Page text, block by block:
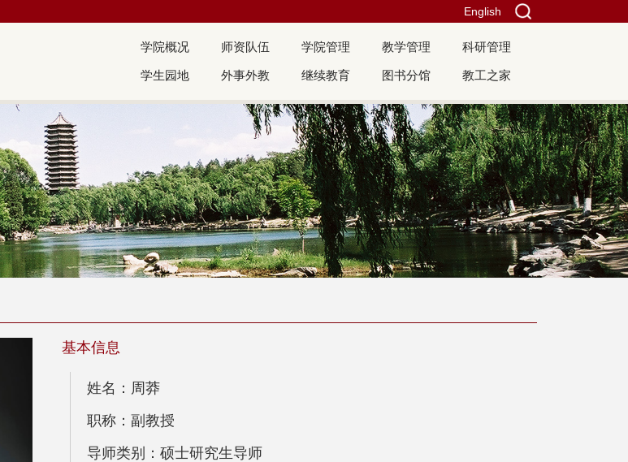
English
学院概况 师资队伍 学院管理 教学管理 科研管理
学生园地 外事外教 继续教育 图书分馆 教工之家
基本信息
姓名：周莽
职称：副教授
导师类别：硕士研究生导师